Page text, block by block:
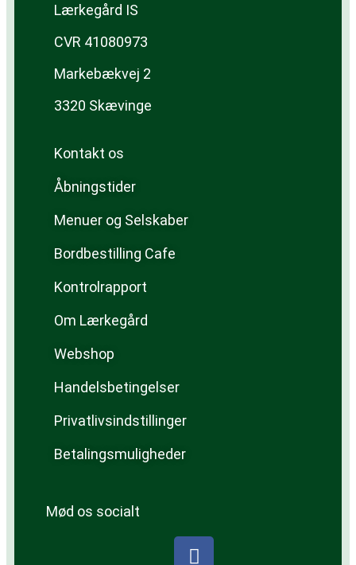
Lærkegård IS
CVR 41080973
Markebækvej 2
3320 Skævinge
Kontakt os
Åbningstider
Menuer og Selskaber
Bordbestilling Cafe
Kontrolrapport
Om Lærkegård
Webshop
Handelsbetingelser
Privatlivsindstillinger
Betalingsmuligheder
Mød os socialt